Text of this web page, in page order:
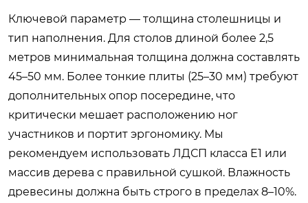
Ключевой параметр — толщина столешницы и
тип наполнения. Для столов длиной более 2,5
метров минимальная толщина должна составлять
45–50 мм. Более тонкие плиты (25–30 мм) требуют
дополнительных опор посередине, что
критически мешает расположению ног
участников и портит эргономику. Мы
рекомендуем использовать ЛДСП класса Е1 или
массив дерева с правильной сушкой. Влажность
древесины должна быть строго в пределах 8–10%.